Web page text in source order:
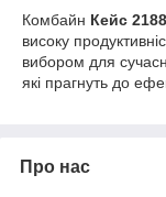
Комбайн Кейс 2188
високу
вибором для
які прагнуть до
Про нас